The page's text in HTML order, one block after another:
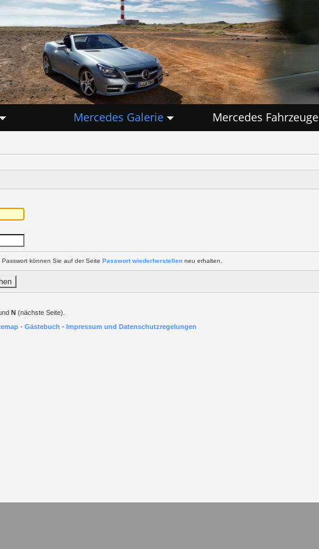
Mercedes Galerie Mercedes Fahrzeuge
können Sie auf der Seite Passwort wiederherstellenneu erhalten.
N(nächste Seite).
- Gästebuch - Impressum und Datenschutzregelungen